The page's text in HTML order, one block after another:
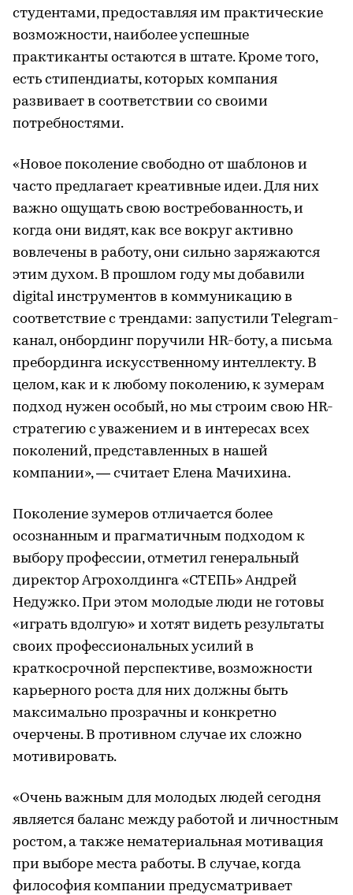
студентами, предоставляя им практические
возможности, наиболее успешные
практиканты остаются в штате. Кроме того,
есть стипендиаты, которых компания
развивает в соответствии со своими
потребностями.
«Новое поколение свободно от шаблонов и
часто предлагает креативные идеи. Для них
важно ощущать свою востребованность, и
когда они видят, как все вокруг активно
вовлечены в работу, они сильно заряжаются
этим духом. В прошлом году мы добавили
digital инструментов в коммуникацию в
соответствие с трендами: запустили Тelegram-
канал, онбординг поручили HR-боту, а письма
пребординга искусственному интеллекту. В
целом, как и к любому поколению, к зумерам
подход нужен особый, но мы строим свою HR-
стратегию с уважением и в интересах всех
поколений, представленных в нашей
компании», — считает Елена Мачихина.
Поколение зумеров отличается более
осознанным и прагматичным подходом к
выбору профессии, отметил генеральный
директор Агрохолдинга «СТЕПЬ» Андрей
Недужко. При этом молодые люди не готовы
«играть вдолгую» и хотят видеть результаты
своих профессиональных усилий в
краткосрочной перспективе, возможности
карьерного роста для них должны быть
максимально прозрачны и конкретно
очерчены. В противном случае их сложно
мотивировать.
«Очень важным для молодых людей сегодня
является баланс между работой и личностным
ростом, а также нематериальная мотивация
при выборе места работы. В случае, когда
философия компании предусматривает